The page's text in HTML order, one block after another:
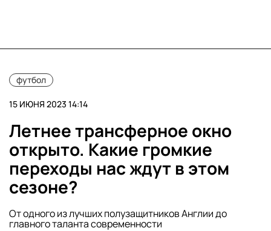
футбол
15 ИЮНЯ 2023 14:14
Летнее трансферное окно
открыто. Какие громкие
переходы нас ждут в этом
сезоне?
От одного из лучших полузащитников Англии до
главного таланта современности